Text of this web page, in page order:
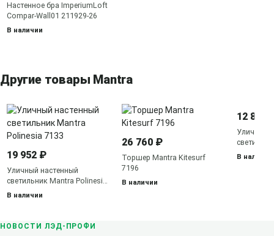
Настенное бра ImperiumLoft
Compar-Wall01 211929-26
В наличии
Другие товары Mantra
19 952 ₽
Уличный настенный
светильник Mantra Polinesia
7133
В наличии
26 760 ₽
Торшер Mantra Kitesurf
7196
В наличии
12 836
Уличный
Chamonix
В наличии
НОВОСТИ ЛЭД-ПРОФИ